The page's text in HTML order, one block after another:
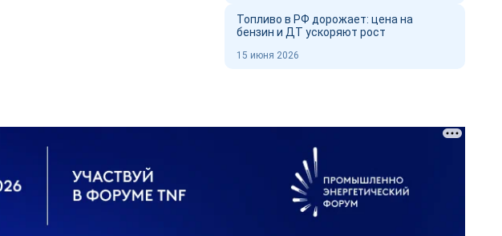
Топливо в РФ дорожает: цена на
бензин и ДТ ускоряют рост
15 июня 2026